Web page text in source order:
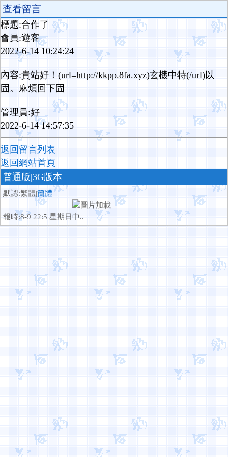
查看留言
標題:合作了
會員:遊客
2022-6-14 10:24:24
內容:貴站好！(url=http://kkpp.8fa.xyz) 玄機中特(/url)以
固。麻煩回下固
管理員:好
2022-6-14 14:57:35
返回留言列表
返回網站首頁
普通版|3G版本
默認:繁體|簡體
報時:8-9 22:5 星期日